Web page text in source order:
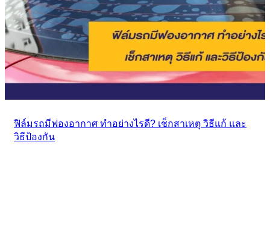
ฟิล์มรถมีฟองอากาศ ทำอย่างไรดี? เช็กสาเหตุ วิธีแก้ และ
วิธีป้องกัน